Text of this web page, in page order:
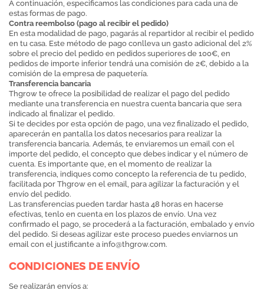
A continuación, especificamos las condiciones para cada una de
estas formas de pago.
Contra reembolso (pago al recibir el pedido)
En esta modalidad de pago, pagarás al repartidor al recibir el pedido
en tu casa. Este método de pago conlleva un gasto adicional del 2%
sobre el precio del pedido en pedidos superiores de 100€, en
pedidos de importe inferior tendrá una comisión de 2€, debido a la
comisión de la empresa de paquetería.
Transferencia bancaria
Thgrow te ofrece la posibilidad de realizar el pago del pedido
mediante una transferencia en nuestra cuenta bancaria que sera
indicado al finalizar el pedido.
Si te decides por esta opción de pago, una vez finalizado el pedido,
aparecerán en pantalla los datos necesarios para realizar la
transferencia bancaria. Además, te enviaremos un email con el
importe del pedido, el concepto que debes indicar y el número de
cuenta. Es importante que, en el momento de realizar la
transferencia, indiques como concepto la referencia de tu pedido,
facilitada por Thgrow en el email, para agilizar la facturación y el
envío del pedido.
Las transferencias pueden tardar hasta 48 horas en hacerse
efectivas, tenlo en cuenta en los plazos de envío. Una vez
confirmado el pago, se procederá a la facturación, embalado y envío
del pedido. Si deseas agilizar este proceso puedes enviarnos un
email con el justificante a info@thgrow.com.
CONDICIONES DE ENVÍO
Se realizarán envíos a: